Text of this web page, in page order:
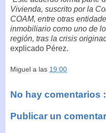
Vivienda, suscrito por la
COAM, entre otras
inmobiliario como uno de
región, tras la crisis
explicado Pérez.
Miguel a las 19:00
No hay comentarios :
Publicar un